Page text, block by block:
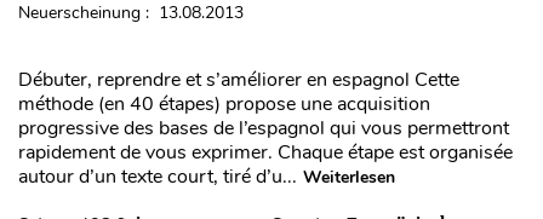
Neuerscheinung : 13.08.2013
Débuter, reprendre et s’améliorer en espagnol Cette
méthode (en 40 étapes) propose une acquisition
progressive des bases de l’espagnol qui vous permettront
rapidement de vous exprimer. Chaque étape est organisée
autour d’un texte court, tiré d’u... Weiterlesen